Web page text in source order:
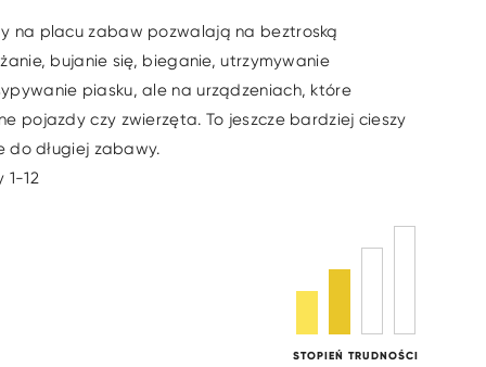
na placu zabaw pozwalają na beztroską
bujanie się, bieganie, utrzymywanie
piasku, ale na urządzeniach, które
pojazdy czy zwierzęta. To jeszcze bardziej cieszy
do długiej zabawy.
1-12
STOPIEŃ TRUDNOŚCI